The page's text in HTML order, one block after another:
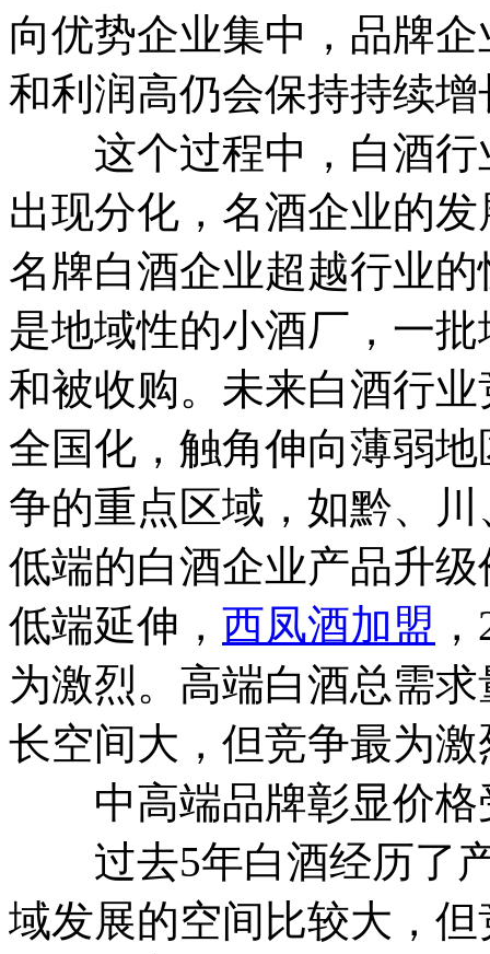
向优势企业集中，品牌
和利润高仍会保持持续增
这个过程中，白酒行
出现分化，名酒企业的
名牌白酒企业超越行业
是地域性的小酒厂，一
和被收购。未来白酒行
全国化，触角伸向薄弱
争的重点区域，如黔、
低端的白酒企业产品升
低端延伸， 西凤酒加盟
为激烈。高端白酒总需
长空间大，但竞争最为
中高端品牌彰显价格
过去5年白酒经历了产
域发展的空间比较大，